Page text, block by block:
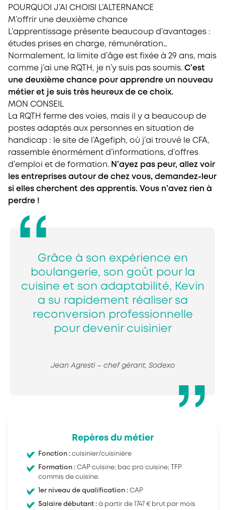
POURQUOI J’AI CHOISI L’ALTERNANCE
M’offrir une deuxième chance
L’apprentissage présente beaucoup d’avantages :
études prises en charge, rémunération…
Normalement, la limite d’âge est fixée à 29 ans, mais
comme j’ai une RQTH, je n’y suis pas soumis. C’est
une deuxième chance pour apprendre un nouveau
métier et je suis très heureux de ce choix.
MON CONSEIL
La RQTH ferme des voies, mais il y a beaucoup de
postes adaptés aux personnes en situation de
handicap : le site de l’Agefiph, où j’ai trouvé le CFA,
rassemble énormément d’informations, d’offres
d’emploi et de formation. N’ayez pas peur, allez voir
les entreprises autour de chez vous, demandez-leur
si elles cherchent des apprentis. Vous n’avez rien à
perdre !
Grâce à son expérience en
boulangerie, son goût pour la
cuisine et son adaptabilité, Kevin
a su rapidement réaliser sa
reconversion professionnelle
pour devenir cuisinier
Jean Agresti – chef gérant, Sodexo
Repères du métier
Fonction : cuisinier/cuisinière
Formation : CAP cuisine; bac pro cuisine; TFP
commis de cuisine.
1er niveau de qualification : CAP
Salaire débutant : à partir de 1747 € brut par mois